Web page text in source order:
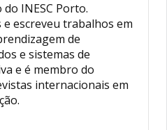
INESC Porto.
escreveu trabalhos em
de
e sistemas de
e é membro do
internacionais em